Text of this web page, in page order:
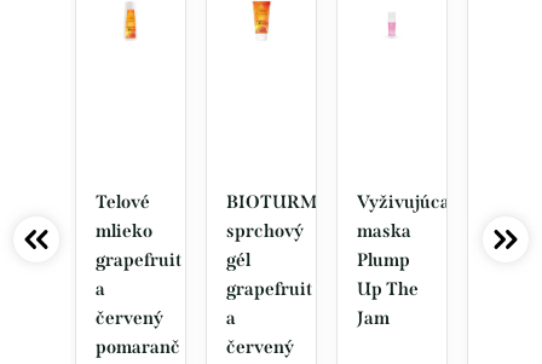
Telové
mlieko
grapefruit
a
červený
pomaranč
BIOTURM
sprchový
gél
grapefruit
a
červený
Vyživujúca
maska
Plump
Up The
Jam
očné